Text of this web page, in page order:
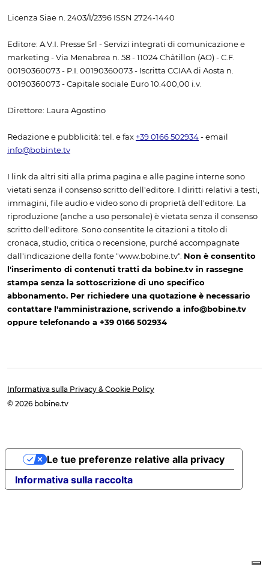
Licenza Siae n. 2403/I/2396 ISSN 2724-1440
Editore: A.V.I. Presse Srl - Servizi integrati di comunicazione e
marketing - Via Menabrea n. 58 - 11024 Châtillon (AO) - C.F.
00190360073 - P.I. 00190360073 - Iscritta CCIAA di Aosta n.
00190360073 - Capitale sociale Euro 10.400,00 i.v.
Direttore: Laura Agostino
Redazione e pubblicità: tel. e fax +39 0166 502934 - email
info@bobinte.tv
I link da altri siti alla prima pagina e alle pagine interne sono
vietati senza il consenso scritto dell'editore. I diritti relativi a testi,
immagini, file audio e video sono di proprietà dell'editore. La
riproduzione (anche a uso personale) è vietata senza il consenso
scritto dell'editore. Sono consentite le citazioni a titolo di
cronaca, studio, critica o recensione, purché accompagnate
dall'indicazione della fonte "www.bobine.tv". Non è consentito
l'inserimento di contenuti tratti da bobine.tv in rassegne
stampa senza la sottoscrizione di uno specifico
abbonamento. Per richiedere una quotazione è necessario
contattare l'amministrazione, scrivendo a info@bobine.tv
oppure telefonando a +39 0166 502934
Informativa sulla Privacy & Cookie Policy
© 2026 bobine.tv
Informativa sulla raccolta
Le tue preferenze relative alla privacy